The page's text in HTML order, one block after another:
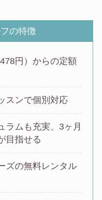
の特徴
円）からの定額
スンで個別対応
ラムも充実、3ヶ月
目指せる
ズの無料レンタル